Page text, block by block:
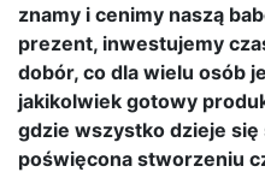
znamy i cenimy naszą
prezent, inwestujemy
dobór, co dla wielu osób
jakikolwiek gotowy
gdzie wszystko dzieje
poświęcona stworzeniu